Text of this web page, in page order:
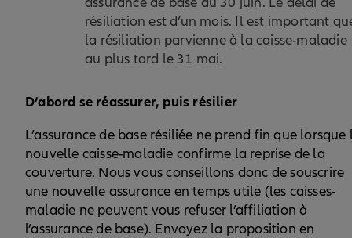
résiliation est d’un mois. Il est important
la résiliation parvienne à la caisse-maladie
au plus tard le 31 mai.
D’abord se réassurer, puis résilier
L’assurance de base résiliée ne prend fin que lorsque
nouvelle caisse-maladie confirme la reprise de la
couverture. Nous vous conseillons donc de souscrire
une nouvelle assurance en temps utile (les caisses-
maladie ne peuvent vous refuser l’affiliation à
l’assurance de base). Envoyez la proposition en